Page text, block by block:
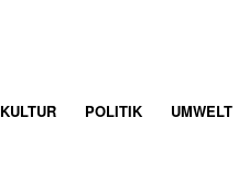
KULTUR POLITIK UMWELT